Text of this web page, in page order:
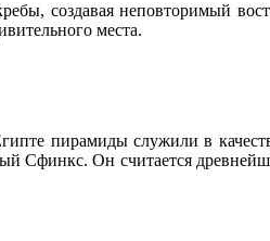
создавая неповторимый
места.
пирамиды служили в
Сфинкс. Он считается